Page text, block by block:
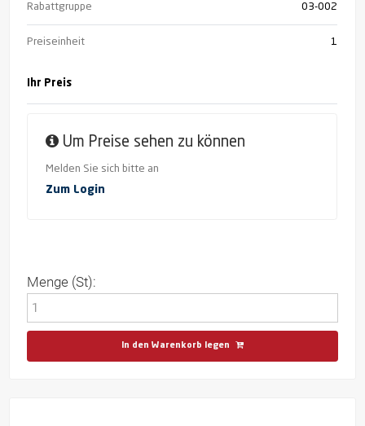
Rabattgruppe 03-002
Preiseinheit 1
Ihr Preis
Um Preise sehen zu können
Melden Sie sich bitte an
Zum Login
Menge (St):
In den Warenkorb legen